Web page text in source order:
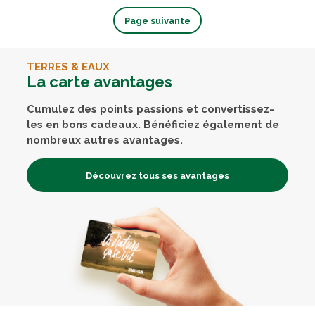
Page suivante
TERRES & EAUX
La carte avantages
Cumulez des points passions et convertissez-
les en bons cadeaux. Bénéficiez également de
nombreux autres avantages.
Découvrez tous ses avantages